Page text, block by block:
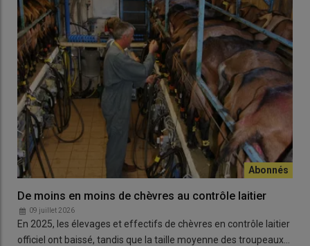
De moins en moins de chèvres au contrôle laitier
09 juillet 2026
En 2025, les élevages et effectifs de chèvres en contrôle laitier
officiel ont baissé, tandis que la taille moyenne des troupeaux…